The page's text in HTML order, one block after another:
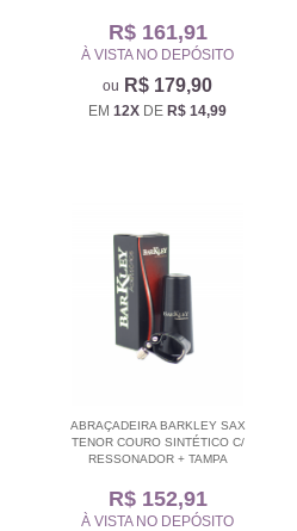
R$ 161,91
À VISTA NO DEPÓSITO
R$ 179,90
EM 12X DE R$ 14,99
ABRAÇADEIRA BARKLEY SAX
TENOR COURO SINTÉTICO C/
RESSONADOR + TAMPA
R$ 152,91
À VISTA NO DEPÓSITO